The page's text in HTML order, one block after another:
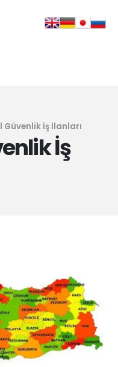
Güvenlik İş İlanları
İş